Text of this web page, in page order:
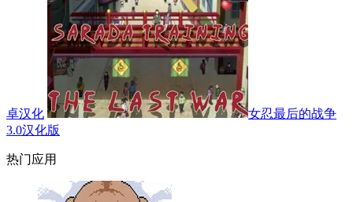
卓汉化
女忍最后的战争
3.0汉化版
热门应用